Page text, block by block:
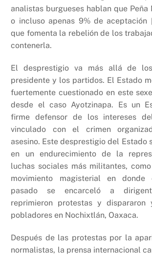
analistas burgueses hablan que Peña
o incluso apenas 9% de aceptación
que fomenta la rebelión de los
contenerla.
El desprestigio va más allá de
presidente y los partidos. El Estado
fuertemente cuestionado en este
desde el caso Ayotzinapa. Es un
firme defensor de los intereses
vinculado con el crimen
asesino. Este desprestigio del Estado
en un endurecimiento de la
luchas sociales más militantes,
movimiento magisterial en
pasado se encarceló a
reprimieron protestas y dispararon
pobladores en Nochixtlán, Oaxaca.
Después de las protestas por la
normalistas, la prensa internacional